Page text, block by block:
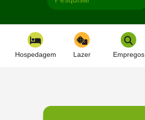
Hospedagem Lazer Empregos